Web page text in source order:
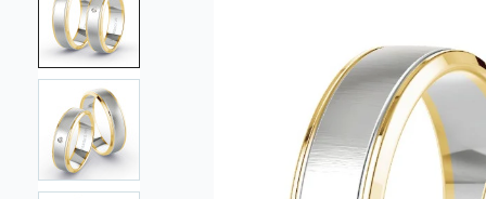
het
einde
van
afbeeldingen-
gallerij